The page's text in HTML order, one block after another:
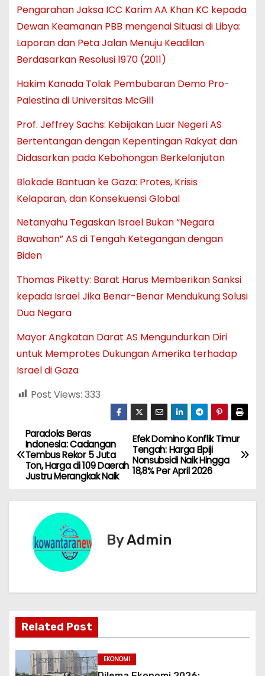
Pengarahan Jaksa ICC Karim AA Khan KC kepada
Dewan Keamanan PBB mengenai Situasi di Libya:
Laporan dan Peta Jalan Menuju Keadilan
Berdasarkan Resolusi 1970 (2011)
Hakim Kanada Tolak Pembubaran Demo Pro-
Palestina di Universitas McGill
Prof. Jeffrey Sachs: Kebijakan Luar Negeri AS
Bertentangan dengan Kepentingan Rakyat dan
Didasarkan pada Kebohongan Berkelanjutan
Blokade Bantuan ke Gaza: Protes, Krisis
Kelaparan, dan Konsekuensi Global
Netanyahu Tegaskan Israel Bukan “Negara
Bawahan” AS di Tengah Ketegangan dengan
Biden
Thomas Piketty: Barat Harus Memberikan Sanksi
kepada Israel Jika Benar-Benar Mendukung Solusi
Dua Negara
Mayor Angkatan Darat AS Mengundurkan Diri
untuk Memprotes Dukungan Amerika terhadap
Israel di Gaza
Post Views: 333
N
a
s
i
p
o
Efek Domino Konflik Timur
Tengah: Harga Elpiji
Nonsubsidi Naik Hingga
18,8% Per April 2026
Paradoks Beras
Indonesia: Cadangan
Tembus Rekor 5 Juta
Ton, Harga di 109 Daerah
Justru Merangkak Naik
ByAdmin
Related Post
EKONOMI